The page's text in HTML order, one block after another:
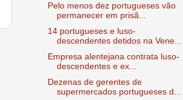
Pelo menos dez portugueses vão
permanecer em prisã...
14 portugueses e luso-
descendentes detidos na Vene...
Empresa alentejana contrata luso-
descendentes e ex...
Dezenas de gerentes de
supermercados portugueses d...